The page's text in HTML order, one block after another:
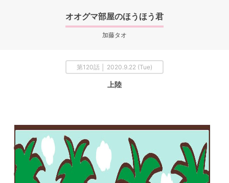
オオグマ部屋のほうほう君
加藤タオ
第120話 │ 2020.9.22 (Tue)
上陸